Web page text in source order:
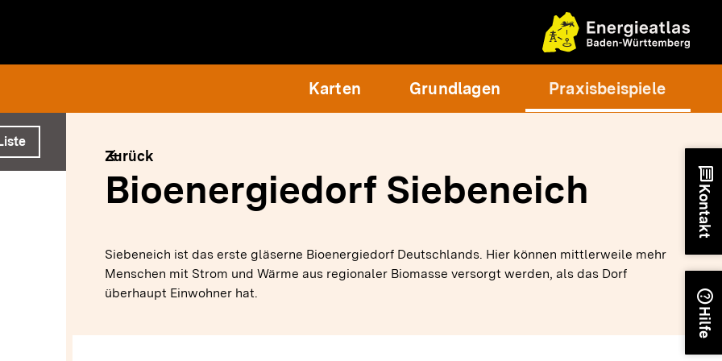
ausführen
Karten Grundlagen Praxisbeispiele
arrow_back
Zurück
Bioenergiedorf Siebeneich
Siebeneich ist das erste gläserne Bioenergiedorf Deutschlands. Hier können mittlerweile mehr
Menschen mit Strom und Wärme aus regionaler Biomasse versorgt werden, als das Dorf
überhaupt Einwohner hat.
chat
Kontakt
help
Hilfe